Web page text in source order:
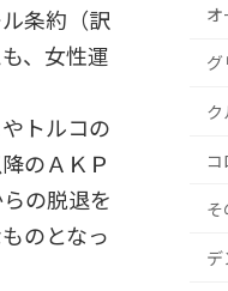
条約（訳
、女性運
トルコの
のＡＫＰ
の脱退を
のとなっ
オ
グ
ク
コ
そ
デ